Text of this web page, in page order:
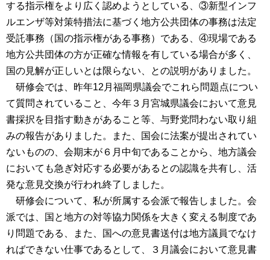
する指示権をより広く認めようとしている、③新型インフ
ルエンザ等対策特措法に基づく地方公共団体の事務は法定
受託事務（国の指示権がある事務）である、④現場である
地方公共団体の方が正確な情報を有している場合が多く、
国の見解が正しいとは限らない、との説明がありました。
研修会では、昨年12月福岡県議会でこれら問題点につい
て質問されていること、今年３月宮城県議会において意見
書採択を目指す動きがあること等、与野党問わない取り組
みの報告がありました。また、国会に法案が提出されてい
ないものの、会期末が６月中旬であることから、地方議会
においても急ぎ対応する必要があるとの認識を共有し、活
発な意見交換が行われ終了しました。
研修会について、私が所属する会派で報告しました。会
派では、国と地方の対等協力関係を大きく変える制度であ
り問題である、また、国への意見書送付は地方議員でなけ
ればできない仕事であるとして、３月議会において意見書